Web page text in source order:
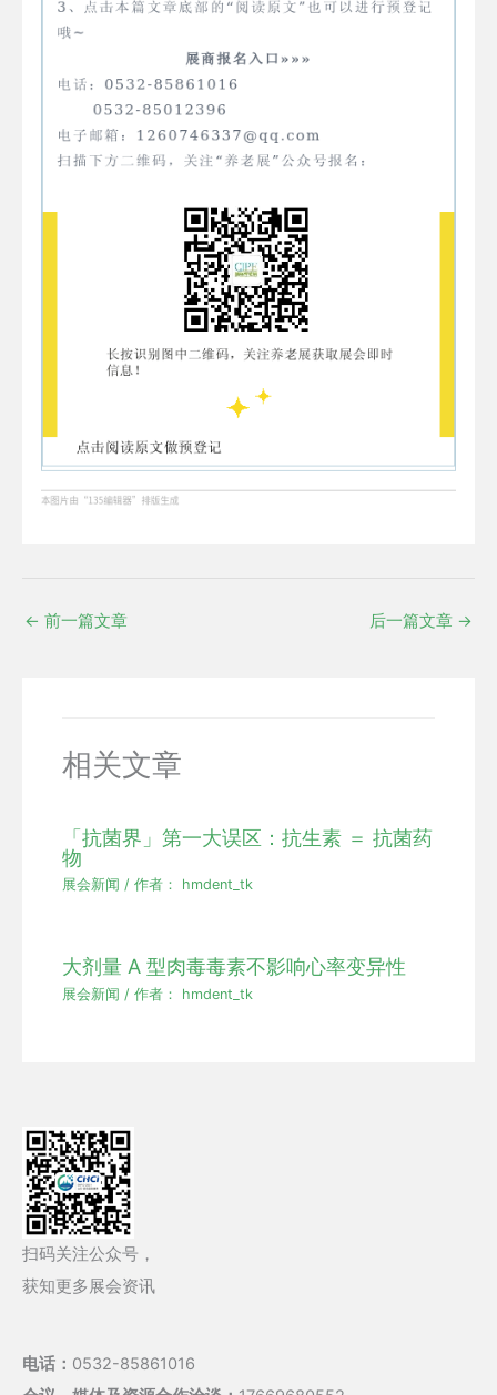
← 前一篇文章 后一篇文章 →
相关文章
「抗菌界」第一大误区：抗生素 ＝ 抗菌药
物
展会新闻 / 作者： hmdent_tk
大剂量 A 型肉毒毒素不影响心率变异性
展会新闻 / 作者： hmdent_tk
扫码关注公众号，
获知更多展会资讯
电话： 0532-85861016